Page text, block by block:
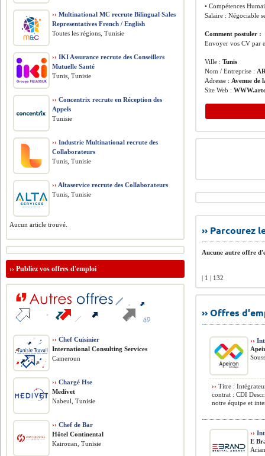
• Compétences
Salaire : Négociable
Comment postuler :
Envoyer vos CV par
Ville :Tunis
Nom / Entreprise :
Adresse : Avenue de
Site Web :
››
Aucune autre offre
| 1 | 132
›› Offres
››
›› Titre :
contrat : CDI
notre équipe et
››
E
›› Multinational MC recrute Bilingual Sales
Representatives French / English
Toutes les régions, Tunisie
›› IKI Assurance recrute des Conseillers
Mutuelle Santé
Tunis, Tunisie
›› Concentrix recrute en Réception des
Appels
Tunisie
›› Industrie Multinational recrute des
Collaborateurs
Tunis, Tunisie
›› Altaservice recrute des Collaborateurs
Tunis, Tunisie
Aucun article trouvé.
››Publiez vos offres d'emploi
›› Chef Cuisinier
International Consulting Services
Cameroun
›› Chargé Hse
Medivet
Nabeul, Tunisie
›› Chef de Bar
Hôtel Continental
Kairouan, Tunisie